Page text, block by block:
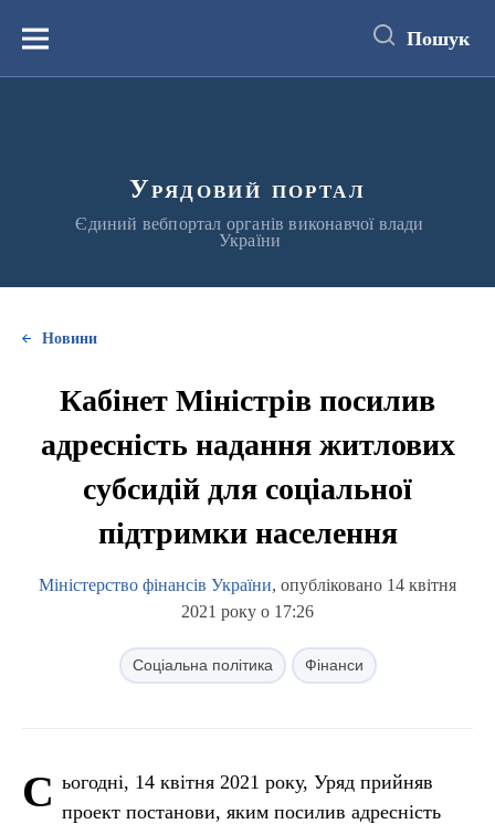
вмістуМеню Пошук
Урядовий портал
Єдиний вебпортал органів виконавчої влади
України
Новини
Кабінет Міністрів посилив
адресність надання житлових
субсидій для соціальної
підтримки населення
Міністерство фінансів України, опубліковано 14 квітня
2021 року о 17:26
Соціальна політика Фінанси
С ьогодні, 14 квітня 2021 року, Уряд прийняв
проект постанови, яким посилив адресність